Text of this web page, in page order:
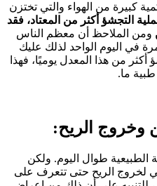
كبيرة من الهواء والتي تختزن
التجشؤ أكثر من المعتاد، فقد
ومن الملاحظ أن معظم الناس
بالتجشؤ ما يقرب من 20 مرة في اليوم الواحد لذلك عليك
من هذا المعدل يوميًا، فهذا
ما.
الطبيعية طوال اليوم. ولكن
لخروج الريح حتى تتعرف على